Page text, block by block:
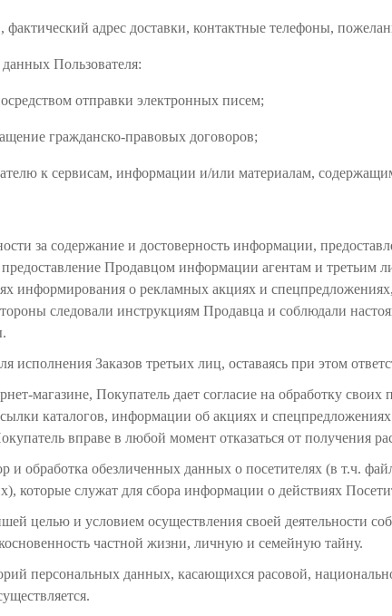
адрес доставки, контактные телефоны,
Пользователя:
отправки электронных писем;
гражданско-правовых договоров;
к сервисам, информации и/или материалам,
за содержание и достоверность информации,
Продавцом информации агентам и третьим
информирования о рекламных акциях и
следовали инструкциям Продавца и соблюдали
исполнения Заказов третьих лиц, оставаясь при этом
магазине, Покупатель дает согласие на обработку
каталогов, информации об акциях и
вправе в любой момент отказаться от получения
и обработка обезличенных данных о посетителях (в т.ч.
которые служат для сбора информации о действиях
целью и условием осуществления своей деятельности
частной жизни, личную и семейную тайну.
персональных данных, касающихся расовой,